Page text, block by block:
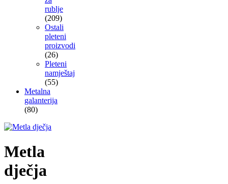
rublje
(209)
Ostali
pleteni
proizvodi
(26)
Pleteni
namještaj
(55)
Metalna
galanterija
(80)
Metla
dječja